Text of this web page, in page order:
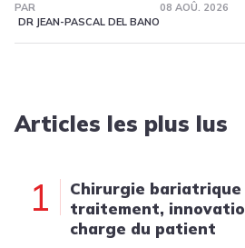
PAR
DR JEAN-PASCAL DEL BANO
08 AOÛ. 2026
Articles les plus lus
1
Chirurgie bariatrique
traitement,
charge du patient